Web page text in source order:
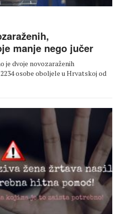
manje nego jučer
je dvoje novozaraženih
osobe oboljele u Hrvatskoj od